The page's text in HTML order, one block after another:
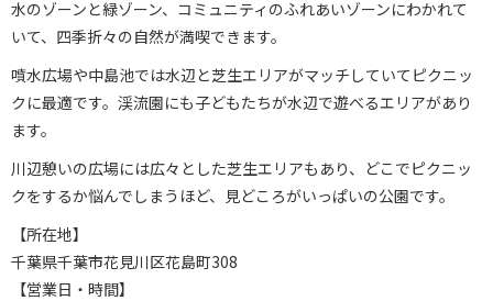
水のゾーンと緑ゾーン、コミュニティのふれあいゾーンにわかれて
いて、四季折々の自然が満喫できます。
噴水広場や中島池では水辺と芝生エリアがマッチしていてピクニッ
クに最適です。渓流園にも子どもたちが水辺で遊べるエリアがあり
ます。
川辺憩いの広場には広々とした芝生エリアもあり、どこでピクニッ
クをするか悩んでしまうほど、見どころがいっぱいの公園です。
【所在地】
千葉県千葉市花見川区花島町308
【営業日・時間】